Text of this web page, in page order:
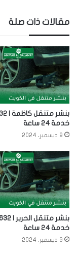
مقالات ذات صلة
خدمة 24 ساعة
9 ديسمبر، 2024
خدمة 24 ساعة
9 ديسمبر، 2024